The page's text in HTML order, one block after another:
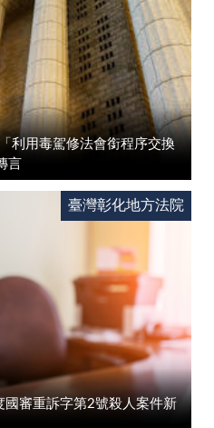
言
審重訴字第2號殺人案件新
臺灣彰化地方法院